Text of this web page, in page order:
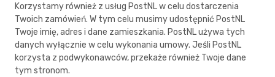
Korzystamy również z usług PostNL w celu dostarczenia
Twoich zamówień. W tym celu musimy udostępnić PostNL
Twoje imię, adres i dane zamieszkania. PostNL używa tych
danych wyłącznie w celu wykonania umowy. Jeśli PostNL
korzysta z podwykonawców, przekaże również Twoje dane
tym stronom.